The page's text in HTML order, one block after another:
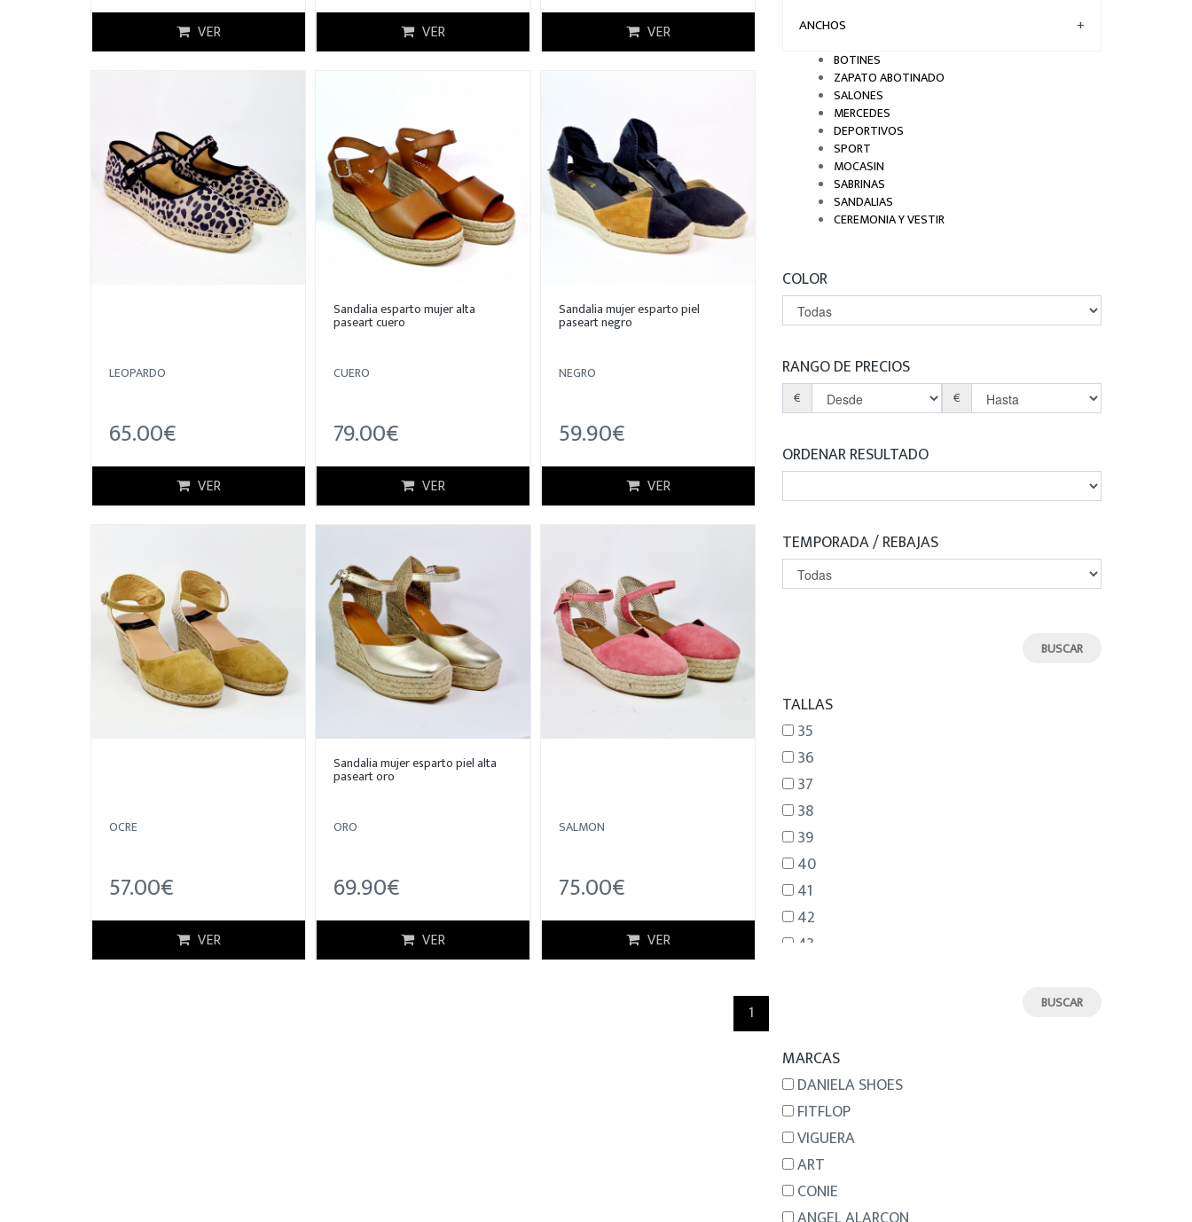
VER VER VER
LEOPARDO
65.00€
VER
Sandalia esparto mujer alta
paseart cuero
CUERO
79.00€
VER
Sandalia mujer esparto piel
paseart negro
NEGRO
59.90€
VER
OCRE
57.00€
VER
Sandalia mujer esparto piel alta
paseart oro
ORO
69.90€
VER
SALMON
75.00€
VER
1
ANCHOS +
BOTINES
ZAPATO ABOTINADO
SALONES
MERCEDES
DEPORTIVOS
SPORT
MOCASIN
SABRINAS
SANDALIAS
CEREMONIA Y VESTIR
COLOR
RANGO DE PRECIOS
€ €
ORDENAR RESULTADO
TEMPORADA / REBAJAS
TALLAS
35
36
37
38
39
40
41
42
43
MARCAS
DANIELA SHOES
FITFLOP
VIGUERA
ART
CONIE